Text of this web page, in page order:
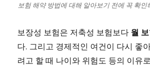
보험 해약 방법에 대해 알아보기 전에 꼭 확인
보장성 보험은 저축성 보험보다 월
다. 그리고 경제적인 여건이 다시 좋
려고 할 때 나이와 위험도 등의 이유